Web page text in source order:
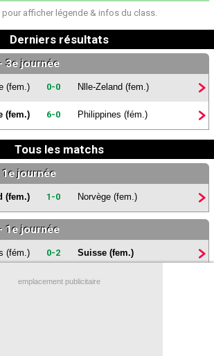
pour afficherlégende & infos du class.
Derniers résultats
3e journée
(fem.) 0-0 Nlle-Zeland (fem.)
(fem.) 6-0 Philippines (fém.)
Tous les matchs
journée
(fem.) 1-0 Norvège (fem.)
1e journée
(fém.) 0-2 Suisse (fem.)
2e journée
emplacement publicitaire
bug